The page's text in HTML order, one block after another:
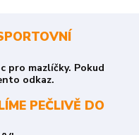
pro mazlíčky. Pokud
odkaz.
PEČLIVĚ DO